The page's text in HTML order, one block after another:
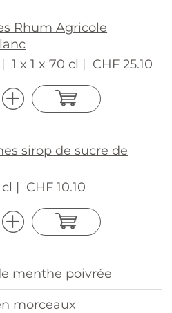
Rhum Agricole
1 x 1 x 70 cl | CHF 25.10
sirop de sucre de
cl | CHF 10.10
menthe poivrée
morceaux